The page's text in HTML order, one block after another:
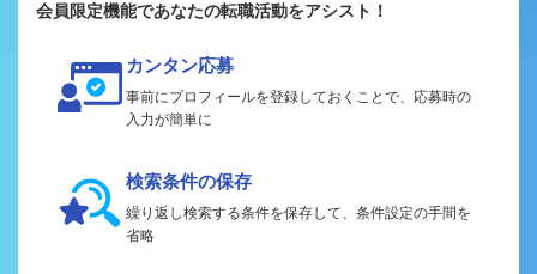
会員限定機能であなたの転職活動をアシスト！
カンタン応募
事前にプロフィールを登録しておくことで、応募時の
入力が簡単に
検索条件の保存
繰り返し検索する条件を保存して、条件設定の手間を
省略